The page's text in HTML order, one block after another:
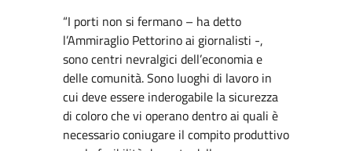
“I porti non si fermano – ha detto
l’Ammiraglio Pettorino ai giornalisti -,
sono centri nevralgici dell’economia e
delle comunità. Sono luoghi di lavoro in
cui deve essere inderogabile la sicurezza
di coloro che vi operano dentro ai quali è
necessario coniugare il compito produttivo